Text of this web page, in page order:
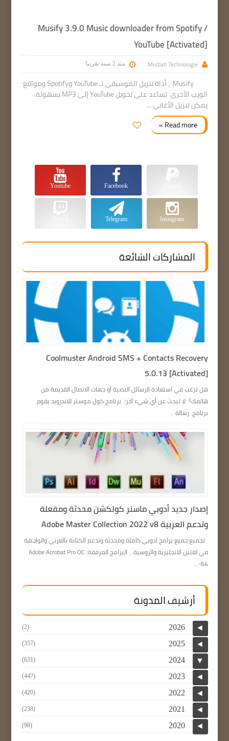
Musify 3.9.0 Music downloader from Spotify /
YouTube [Activated]
Misbah Technologie منذ 2 سنه تقريبا
Musify ، أداة تنزيل الموسيقى لـ YouTube وSpotify ومواقع
الويب الأخرى تساعد على تحويل YouTube إلى MP3 بسهولة.
يمكن تنزيل الأغاني ...
Read more »
Facebook
Youtube
Instagram
Telegram
المشاركات الشائعة
Coolmuster Android SMS + Contacts Recovery
5.0.13 [Activated]
هل ترغب في استعادة الرسائل النصية أو جهات الاتصال القديمة من
هاتفك؟ لا تبحث عن أي شيء آخر؛ برنامج كول موستر للاندرويد يقوم
برنامج رسالة ...
إصدار جديد أدوبي ماستر كولكشن محدثة ومفعلة
وتدعم العربية Adobe Master Collection 2022 v8
تجميع جميع برامج ادوبي كاملة ومحدثة وتدعم الكتابة بالعربي والواجهة
في لغتين الانجليزية والروسية… البرامج المرفقة: Adobe Acrobat Pro DC
64-...
أرشيف المدونة
◄
2026
(2)
◄
2025
(357)
▼
2024
(631)
◄
2023
(447)
◄
2022
(420)
◄
2021
(238)
◄
2020
(98)